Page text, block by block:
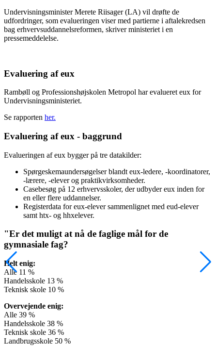
Undervisningsminister Merete Riisager (LA) vil drøfte de
udfordringer, som evalueringen viser med partierne i aftalekredsen
bag erhvervsuddannelsreformen, skriver ministeriet i en
pressemeddelelse.
Evaluering af eux
Rambøll og Professionshøjskolen Metropol har evalueret eux for
Undervisningsministeriet.
Se rapporten her.
Evaluering af eux - baggrund
Evalueringen af eux bygger på tre datakilder:
Spørgeskemaundersøgelser blandt eux-ledere, -koordinatorer,
-lærere, -elever og praktikvirksomheder.
Casebesøg på 12 erhvervsskoler, der udbyder eux inden for
en eller flere uddannelser.
Registerdata for eux-elever sammenlignet med eud-elever
samt htx- og hhxelever.
"Er det muligt at nå de faglige mål for de
gymnasiale fag?
Helt enig:
Alle 11 %
Handelsskole 13 %
Teknisk skole 10 %
Overvejende enig:
Alle 39 %
Handelsskole 38 %
Teknisk skole 36 %
Landbrugsskole 50 %